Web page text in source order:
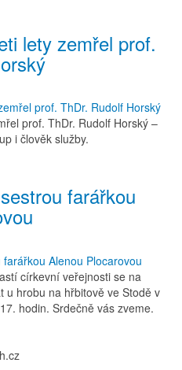
lety zemřel prof.
prof. ThDr. Rudolf Horský –
i člověk služby.
farářkou
církevní veřejnosti se na
u hrobu na hřbitově ve Stodě v
hodin. Srdečně vás zveme.